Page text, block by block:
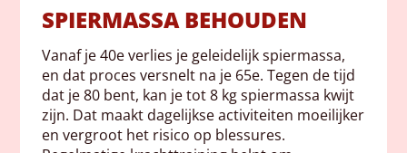
SPIERMASSA BEHOUDEN
Vanaf je 40e verlies je geleidelijk spiermassa,
en dat proces versnelt na je 65e. Tegen de tijd
dat je 80 bent, kan je tot 8 kg spiermassa kwijt
zijn. Dat maakt dagelijkse activiteiten moeilijker
en vergroot het risico op blessures.